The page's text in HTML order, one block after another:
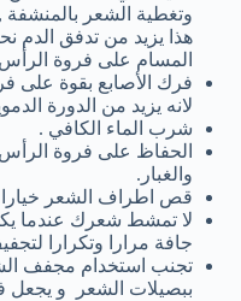
وتغطية الشعر بالمنشفة
هذا يزيد من تدفق الدم
المسام على فروة
فرك الأصابع بقوة على
لانه يزيد من الدورة
شرب الماء الكافي .
الحفاظ على فروة
والغبار.
قص اطراف الشعر خيارا
لا تمشط شعرك عندما
جافة مرارا وتكرارا
تجنب استخدام مجفف
ببصيلات الشعر و يجعل